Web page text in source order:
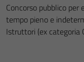
Concorso pubblico
tempo pieno e
Istruttori (ex categoria